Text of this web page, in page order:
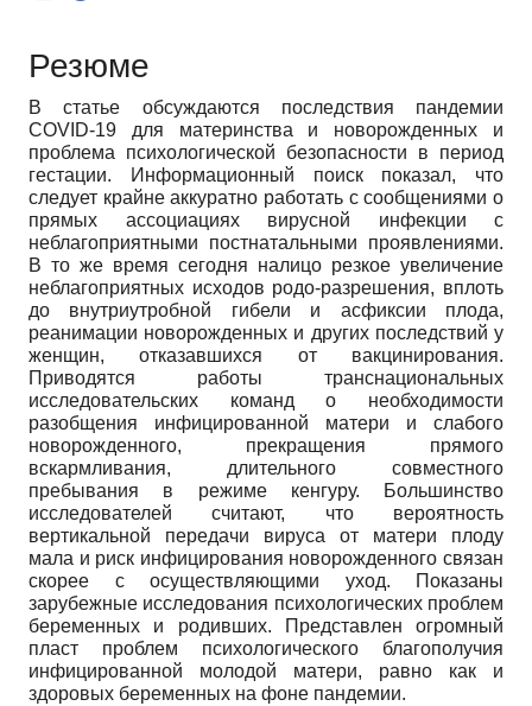
Резюме
В статье обсуждаются последствия пандемии
COVID-19 для материнства и новорожденных и
проблема психологической безопасности в период
гестации. Информационный поиск показал, что
следует крайне аккуратно работать с сообщениями о
прямых ассоциациях вирусной инфекции с
неблагоприятными постнатальными проявлениями.
В то же время сегодня налицо резкое увеличение
неблагоприятных исходов родо-разрешения, вплоть
до внутриутробной гибели и асфиксии плода,
реанимации новорожденных и других последствий у
женщин, отказавшихся от вакцинирования.
Приводятся работы транснациональных
исследовательских команд о необходимости
разобщения инфицированной матери и слабого
новорожденного, прекращения прямого
вскармливания, длительного совместного
пребывания в режиме кенгуру. Большинство
исследователей считают, что вероятность
вертикальной передачи вируса от матери плоду
мала и риск инфицирования новорожденного связан
скорее с осуществляющими уход. Показаны
зарубежные исследования психологических проблем
беременных и родивших. Представлен огромный
пласт проблем психологического благополучия
инфицированной молодой матери, равно как и
здоровых беременных на фоне пандемии.